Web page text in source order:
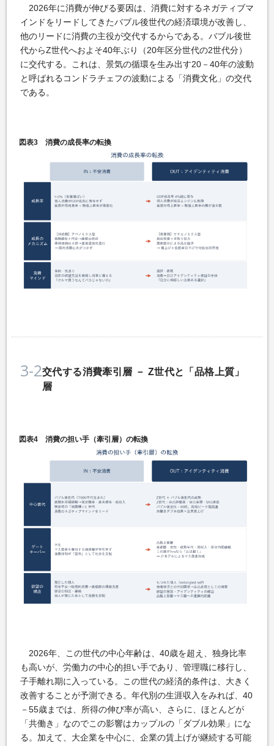
2026年に消費が伸びる要因は、消費に対するネガティブマ
インドをリードしてきたバブル後世代の経済環境が改善し、
他のリードに消費の主役が交代するからである。バブル後世
代からZ世代へおよそ40年ぶり（20年区分世代の2世代分）
に交代する。これは、景気の循環を生み出す20－40年の波動
と呼ばれるコンドラチェフの波動による「消費文化」の交代
である。
図表3 消費の成長率の転換
3-2交代する消費牽引層 － Z世代と「品格上質」
層
図表4 消費の担い手（牽引層）の転換
2026年、この世代の中心年齢は、40歳を超え、独身比率
も高いが、労働力の中心的担い手であり、管理職に移行し、
子手離れ期に入っている。この世代の経済的条件は、大きく
改善することが予測できる。年代別の生涯収入をみれば、40
－55歳までは、所得の伸び率が高い、さらに、ほとんどが
「共働き」なのでこの影響はカップルの「ダブル効果」にな
る。加えて、大企業を中心に、企業の賃上げが継続する可能